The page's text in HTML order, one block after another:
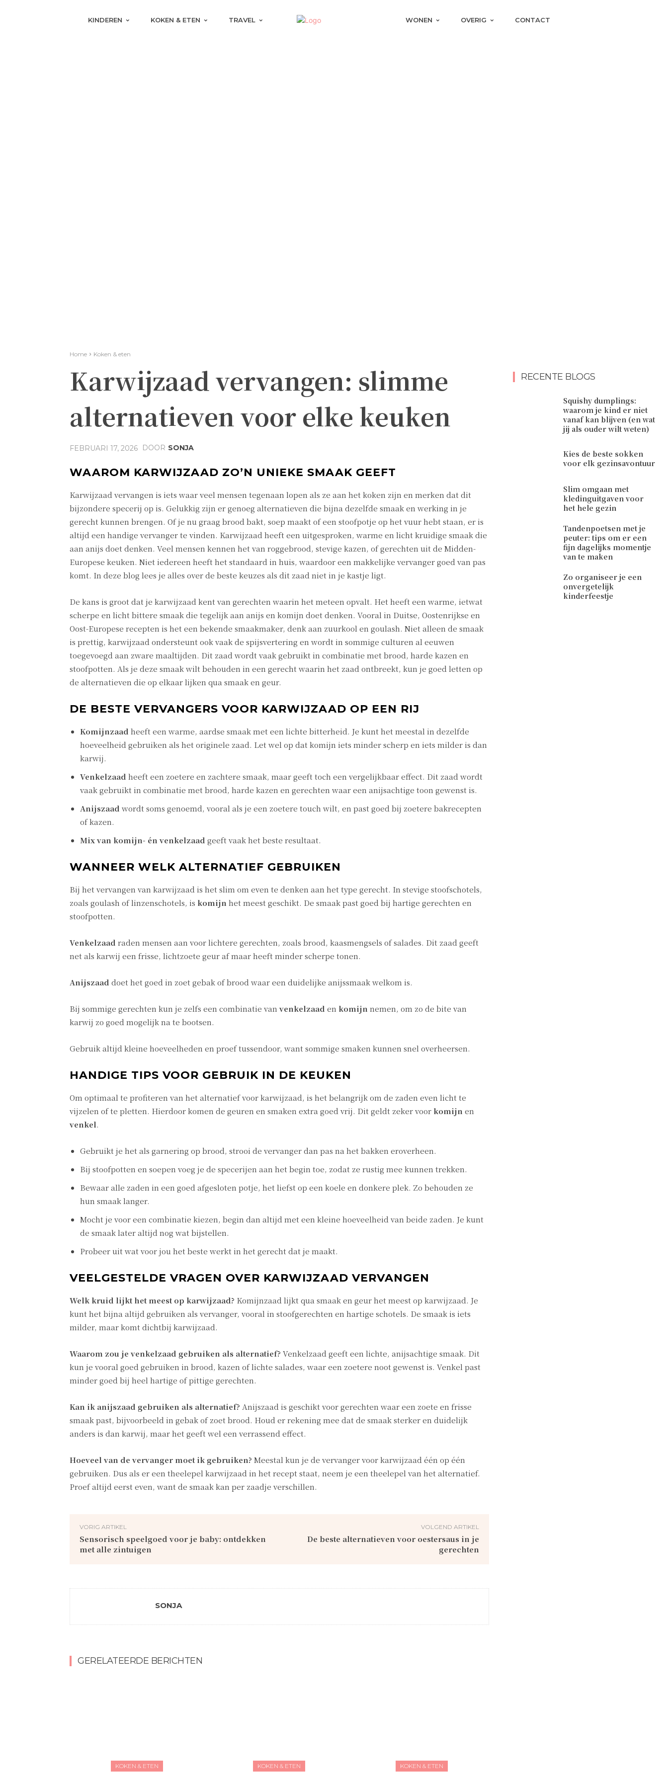
KINDEREN KOKEN & ETEN TRAVEL WONEN OVERIG CONTACT
Home Koken & eten
Karwijzaad vervangen: slimme
alternatieven voor elke keuken
FEBRUARI 17, 2026 DOOR SONJA
WAAROM KARWIJZAAD ZO’N UNIEKE SMAAK GEEFT
Karwijzaad vervangen is iets waar veel mensen tegenaan lopen als ze aan het koken zijn en merken dat dit
bijzondere specerij op is. Gelukkig zijn er genoeg alternatieven die bijna dezelfde smaak en werking in je
gerecht kunnen brengen. Of je nu graag brood bakt, soep maakt of een stoofpotje op het vuur hebt staan, er is
altijd een handige vervanger te vinden. Karwijzaad heeft een uitgesproken, warme en licht kruidige smaak die
aan anijs doet denken. Veel mensen kennen het van roggebrood, stevige kazen, of gerechten uit de Midden-
Europese keuken. Niet iedereen heeft het standaard in huis, waardoor een makkelijke vervanger goed van pas
komt. In deze blog lees je alles over de beste keuzes als dit zaad niet in je kastje ligt.
De kans is groot dat je karwijzaad kent van gerechten waarin het meteen opvalt. Het heeft een warme, ietwat
scherpe en licht bittere smaak die tegelijk aan anijs en komijn doet denken. Vooral in Duitse, Oostenrijkse en
Oost-Europese recepten is het een bekende smaakmaker, denk aan zuurkool en goulash. Niet alleen de smaak
is prettig, karwijzaad ondersteunt ook vaak de spijsvertering en wordt in sommige culturen al eeuwen
toegevoegd aan zware maaltijden. Dit zaad wordt vaak gebruikt in combinatie met brood, harde kazen en
stoofpotten. Als je deze smaak wilt behouden in een gerecht waarin het zaad ontbreekt, kun je goed letten op
de alternatieven die op elkaar lijken qua smaak en geur.
DE BESTE VERVANGERS VOOR KARWIJZAAD OP EEN RIJ
Komijnzaad heeft een warme, aardse smaak met een lichte bitterheid. Je kunt het meestal in dezelfde
hoeveelheid gebruiken als het originele zaad. Let wel op dat komijn iets minder scherp en iets milder is dan
karwij.
Venkelzaad heeft een zoetere en zachtere smaak, maar geeft toch een vergelijkbaar effect. Dit zaad wordt
vaak gebruikt in combinatie met brood, harde kazen en gerechten waar een anijsachtige toon gewenst is.
Anijszaad wordt soms genoemd, vooral als je een zoetere touch wilt, en past goed bij zoetere bakrecepten
of kazen.
Mix van komijn- én venkelzaad geeft vaak het beste resultaat.
WANNEER WELK ALTERNATIEF GEBRUIKEN
Bij het vervangen van karwijzaad is het slim om even te denken aan het type gerecht. In stevige stoofschotels,
zoals goulash of linzenschotels, is komijn het meest geschikt. De smaak past goed bij hartige gerechten en
stoofpotten.
Venkelzaad raden mensen aan voor lichtere gerechten, zoals brood, kaasmengsels of salades. Dit zaad geeft
net als karwij een frisse, lichtzoete geur af maar heeft minder scherpe tonen.
Anijszaad doet het goed in zoet gebak of brood waar een duidelijke anijssmaak welkom is.
Bij sommige gerechten kun je zelfs een combinatie van venkelzaad en komijn nemen, om zo de bite van
karwij zo goed mogelijk na te bootsen.
Gebruik altijd kleine hoeveelheden en proef tussendoor, want sommige smaken kunnen snel overheersen.
HANDIGE TIPS VOOR GEBRUIK IN DE KEUKEN
Om optimaal te profiteren van het alternatief voor karwijzaad, is het belangrijk om de zaden even licht te
vijzelen of te pletten. Hierdoor komen de geuren en smaken extra goed vrij. Dit geldt zeker voor komijn en
venkel.
Gebruikt je het als garnering op brood, strooi de vervanger dan pas na het bakken eroverheen.
Bij stoofpotten en soepen voeg je de specerijen aan het begin toe, zodat ze rustig mee kunnen trekken.
Bewaar alle zaden in een goed afgesloten potje, het liefst op een koele en donkere plek. Zo behouden ze
hun smaak langer.
Mocht je voor een combinatie kiezen, begin dan altijd met een kleine hoeveelheid van beide zaden. Je kunt
de smaak later altijd nog wat bijstellen.
Probeer uit wat voor jou het beste werkt in het gerecht dat je maakt.
VEELGESTELDE VRAGEN OVER KARWIJZAAD VERVANGEN
Welk kruid lijkt het meest op karwijzaad? Komijnzaad lijkt qua smaak en geur het meest op karwijzaad. Je
kunt het bijna altijd gebruiken als vervanger, vooral in stoofgerechten en hartige schotels. De smaak is iets
milder, maar komt dichtbij karwijzaad.
Waarom zou je venkelzaad gebruiken als alternatief? Venkelzaad geeft een lichte, anijsachtige smaak. Dit
kun je vooral goed gebruiken in brood, kazen of lichte salades, waar een zoetere noot gewenst is. Venkel past
minder goed bij heel hartige of pittige gerechten.
Kan ik anijszaad gebruiken als alternatief? Anijszaad is geschikt voor gerechten waar een zoete en frisse
smaak past, bijvoorbeeld in gebak of zoet brood. Houd er rekening mee dat de smaak sterker en duidelijk
anders is dan karwij, maar het geeft wel een verrassend effect.
Hoeveel van de vervanger moet ik gebruiken? Meestal kun je de vervanger voor karwijzaad één op één
gebruiken. Dus als er een theelepel karwijzaad in het recept staat, neem je een theelepel van het alternatief.
Proef altijd eerst even, want de smaak kan per zaadje verschillen.
VORIG ARTIKEL
Sensorisch speelgoed voor je baby: ontdekken
met alle zintuigen
VOLGEND ARTIKEL
De beste alternatieven voor oestersaus in je
gerechten
SONJA
GERELATEERDE BERICHTEN
KOKEN & ETEN KOKEN & ETEN KOKEN & ETEN
RECENTE BLOGS
Squishy dumplings:
waarom je kind er niet
vanaf kan blijven (en wat
jij als ouder wilt weten)
Kies de beste sokken
voor elk gezinsavontuur
Slim omgaan met
kledinguitgaven voor
het hele gezin
Tandenpoetsen met je
peuter: tips om er een
fijn dagelijks momentje
van te maken
Zo organiseer je een
onvergetelijk
kinderfeestje